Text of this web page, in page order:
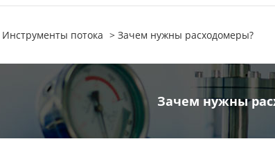
Инструменты потока Зачем нужны расходомеры?
Зачем нужны